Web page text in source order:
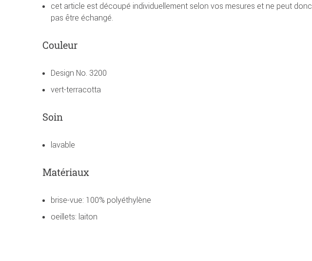
cet article est découpé individuellement selon vos mesures et ne peut donc
pas être échangé.
Couleur
Design No. 3200
vert-terracotta
Soin
lavable
Matériaux
brise-vue: 100% polyéthylène
oeillets: laiton